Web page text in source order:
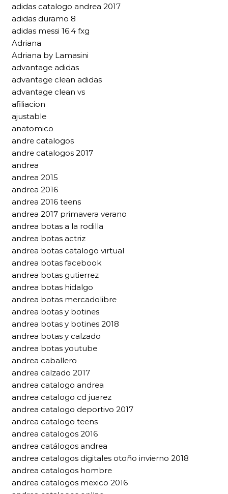
adidas catalogo andrea 2017
adidas duramo 8
adidas messi 16.4 fxg
Adriana
Adriana by Lamasini
advantage adidas
advantage clean adidas
advantage clean vs
afiliacion
ajustable
anatomico
andre catalogos
andre catalogos 2017
andrea
andrea 2015
andrea 2016
andrea 2016 teens
andrea 2017 primavera verano
andrea botas a la rodilla
andrea botas actriz
andrea botas catalogo virtual
andrea botas facebook
andrea botas gutierrez
andrea botas hidalgo
andrea botas mercadolibre
andrea botas y botines
andrea botas y botines 2018
andrea botas y calzado
andrea botas youtube
andrea caballero
andrea calzado 2017
andrea catalogo andrea
andrea catalogo cd juarez
andrea catalogo deportivo 2017
andrea catalogo teens
andrea catalogos 2016
andrea catálogos andrea
andrea catalogos digitales otoño invierno 2018
andrea catalogos hombre
andrea catalogos mexico 2016